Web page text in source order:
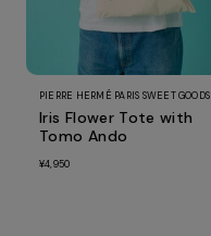
PIERRE HERMÉ PARIS SWEET GOODS
Iris Flower Tote with
Tomo Ando
¥4,950